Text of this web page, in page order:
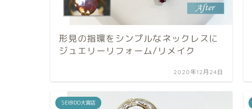
形見の指環をシンプルなネックレスに
ジュエリーリフォーム/リメイク
2020年12月24日
SEIBIDO大宮店